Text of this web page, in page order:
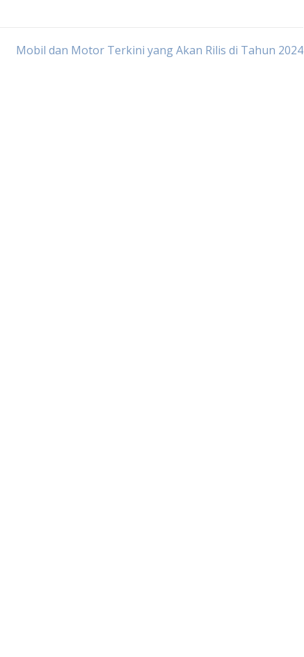
Mobil dan Motor Terkini yang Akan Rilis di Tahun 2024